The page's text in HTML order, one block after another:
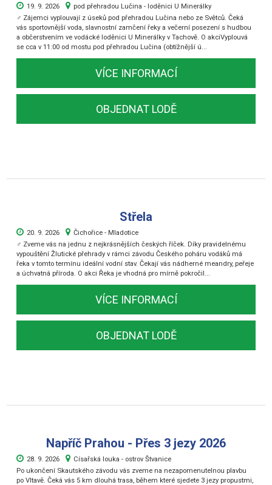
19. 9. 2026
pod přehradou Lučina - loděnici U Minerálky
‍♂️ Zájemci vyplouvají z úseků pod přehradou Lučina nebo ze Světců. Čeká
vás sportovnější voda, slavnostní zamčení řeky a večerní posezení s hudbou
a občerstvením ve vodácké loděnici U Minerálky v Tachově. O akciVyplouvá
se cca v 11:00 od mostu pod přehradou Lučina (obtížnější ú...
VÍCE INFORMACÍ
OBJEDNAT LODĚ
Střela
20. 9. 2026
Čichořice - Mladotice
‍♂️ Zveme vás na jednu z nejkrásnějších českých říček. Díky pravidelnému
vypouštění Žlutické přehrady v rámci závodu Českého poháru vodáků má
řeka v tomto termínu ideální vodní stav. Čekají vás nádherné meandry, peřeje
a úchvatná příroda. O akci Řeka je vhodná pro mírně pokročil...
VÍCE INFORMACÍ
OBJEDNAT LODĚ
Napříč Prahou - Přes 3 jezy 2026
28. 9. 2026
Císařská louka - ostrov Štvanice
Po ukončení Skautského závodu vás zveme na nezapomenutelnou plavbu
po Vltavě. Čeká vás 5 km dlouhá trasa, během které sjedete 3 jezy propustmi,